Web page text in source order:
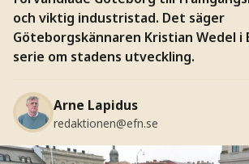
och viktig industristad. Det säger
Göteborgskännaren Kristian Wedel i
serie om stadens utveckling.
Arne Lapidus
redaktionen@efn.se